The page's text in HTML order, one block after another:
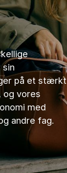
sin
på et stærkt
og vores
med
andre fag.